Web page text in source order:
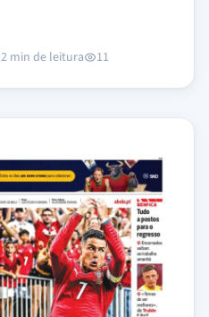
2 min de leitura 11